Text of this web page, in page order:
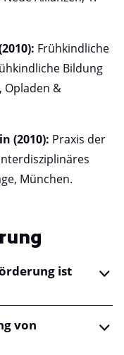
Frühkindliche
Bildung
Opladen &
(2010): Praxis der
München.
ist
von